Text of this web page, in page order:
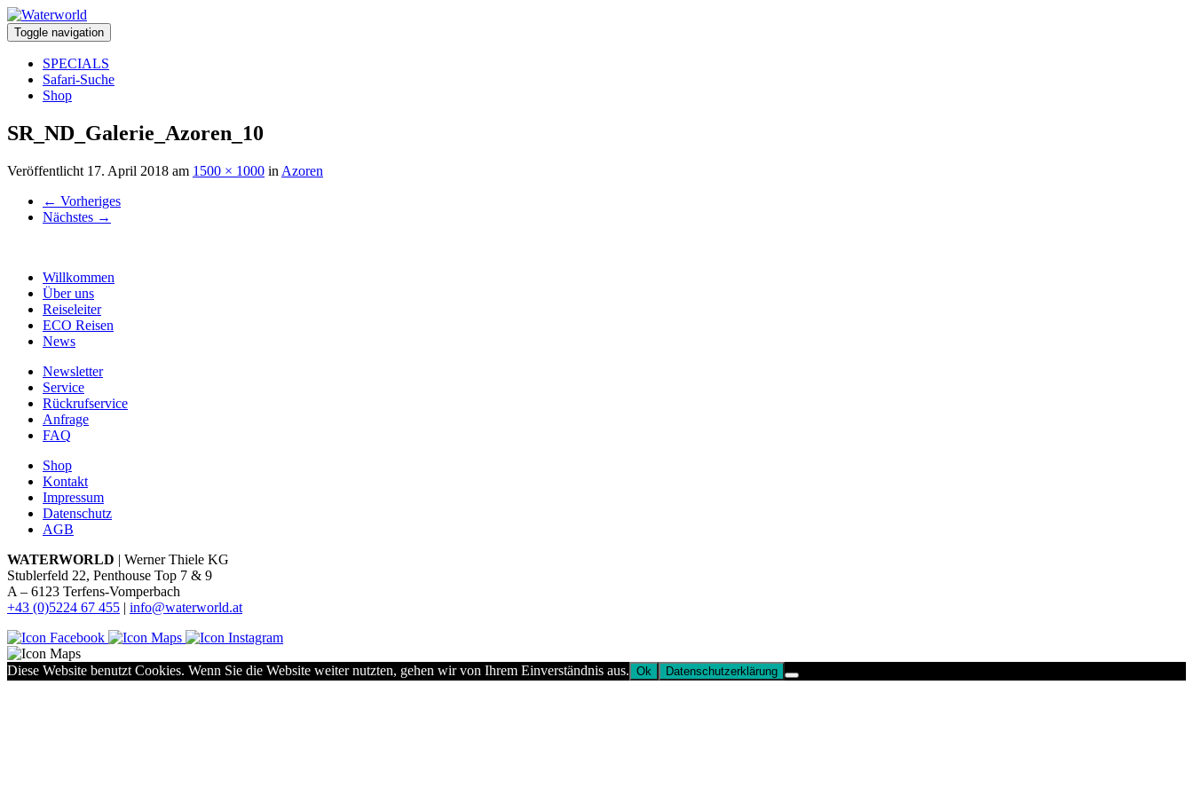
Toggle navigation
SPECIALS
Safari-Suche
Shop
SR_ND_Galerie_Azoren_10
Veröffentlicht 17. April 2018 am 1500 × 1000 in Azoren
← Vorheriges
Nächstes →
Willkommen
Über uns
Reiseleiter
ECO Reisen
News
Newsletter
Service
Rückrufservice
Anfrage
FAQ
Shop
Kontakt
Impressum
Datenschutz
AGB
WATERWORLD | Werner Thiele KG
Stublerfeld 22, Penthouse Top 7 & 9
A – 6123 Terfens-Vomperbach
+43 (0)5224 67 455 | info@waterworld.at
Diese Website benutzt Cookies. Wenn Sie die Website weiter nutzten, gehen wir von Ihrem Einverständnis aus. Ok Datenschutzerklärung